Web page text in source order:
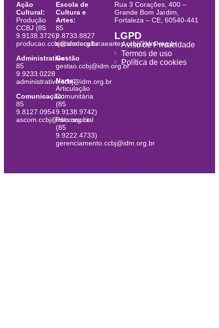
Ação
Cultural:
Produção
CCBJ (85
9.9138.3726)
producao.ccbj@idm.org.br
Administrativo:
85
9.9233.0228
administrativo.ccbj@idm.org.br
Comunicação:
85
9.8127.0954
ascom.ccbj@idm.org.br
Escola de
Cultura e
Artes:
85
9.8733.8827
escoladeculturaeartes.ccbj@idm.org.br
Gestão
gestao.ccbj@idm.org.br
Narte:
Articulação
Comunitária
(85
9.9138.9742)
Psicossocial
(85
9.9222.4733)
gerenciamento.ccbj@idm.org.br
Rua 3 Corações, 400 –
Grande Bom Jardim,
Fortaleza – CE, 60540-441
LGPD
Aviso de Privacidade
Termos de uso
Política de cookies